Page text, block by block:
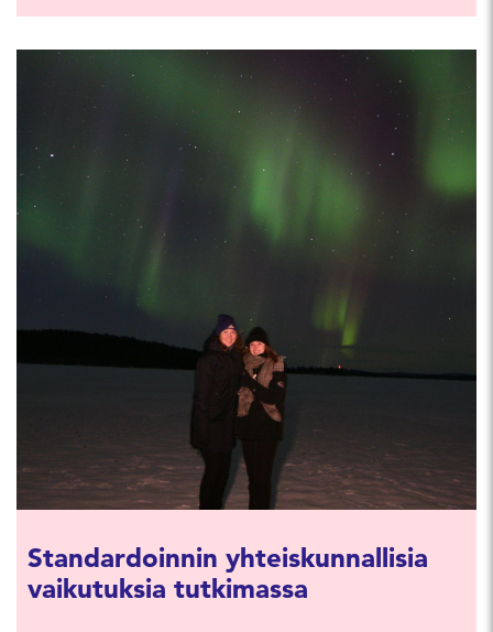
Standardoinnin yhteiskunnallisia
vaikutuksia tutkimassa